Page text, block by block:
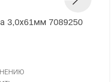
3,0х61мм 7089250